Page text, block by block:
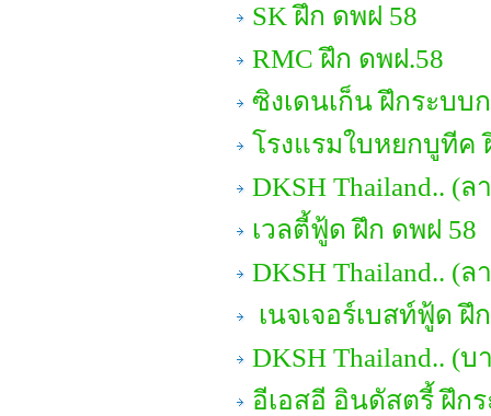
SK ฝึก ดพฝ 58
RMC ฝึก ดพฝ.58
ซิงเดนเก็น ฝึกระบ
โรงแรมใบหยกบูทีค
DKSH Thailand.. (
เวลตี้ฟู้ด ฝึก ดพฝ 58
DKSH Thailand.. (ล
เนจเจอร์เบสท์ฟู้ด ฝึ
DKSH Thailand.. (บ
อีเอสอี อินดัสตรี้ ฝึก